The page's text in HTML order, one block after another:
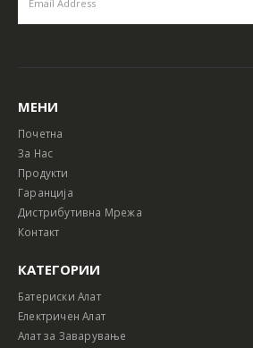
МЕНИ
Почетна
За Нас
Продукти
Гаранција
Дистрибутивна Мрежа
Контакт
КАТЕГОРИИ
Батериски Алат
Електричен Алат
Алат за Заварување